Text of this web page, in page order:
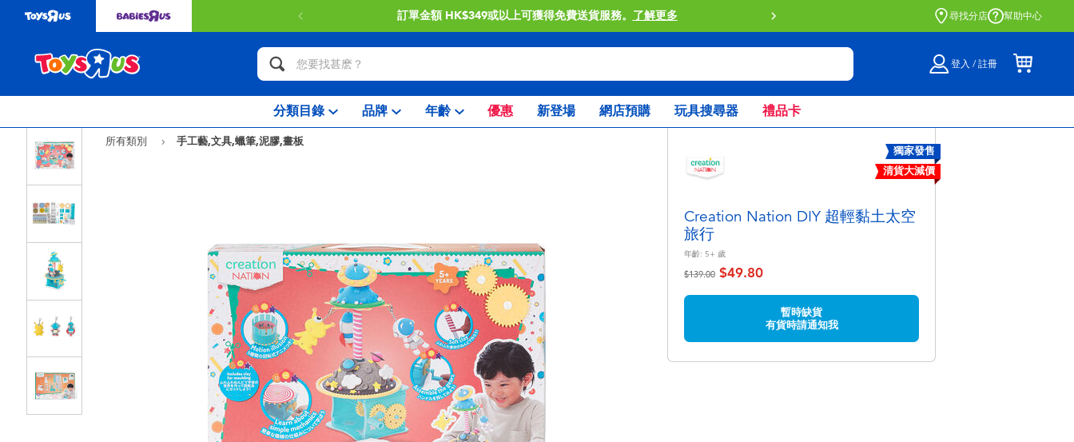
或以上可獲得免費送貨服務。 門店自取服務 網上購買並在店內取貨。了解更多 尋找分店 幫助中心
登入 / 註冊
分類目錄 品牌 年齡 優惠 新登場 網店預購 玩具搜尋器 禮品卡
所有類別
手工藝,文具,蠟筆,泥膠,畫板
獨家發售
清貨大減價
Creation Nation DIY 超輕黏土太空
旅行
年齡: 5+ 歲
價格從
$139.00至$49.80
暫時缺貨
有貨時請通知我